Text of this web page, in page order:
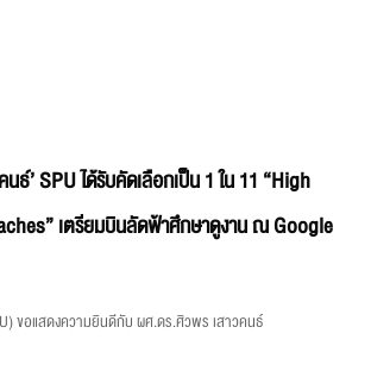
นธ์’ SPU ได้รับคัดเลือกเป็น 1 ใน 11 “High
เตรียมบินลัดฟ้าศึกษาดูงาน ณ Google
ขอแสดงความยินดีกับ ผศ.ดร.ศิวพร เสาวคนธ์